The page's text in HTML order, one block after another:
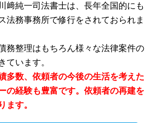
﨑純一司法書士は、長年全国的にも
法務事務所で修行をされておられま
務整理はもちろん様々な法律案件の
ています。
多数、依頼者の今後の生活を考えた
の経験も豊富です。依頼者の再建を
ます。